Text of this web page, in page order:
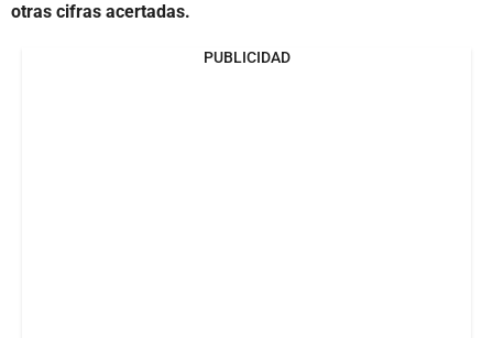
otras cifras acertadas.
PUBLICIDAD